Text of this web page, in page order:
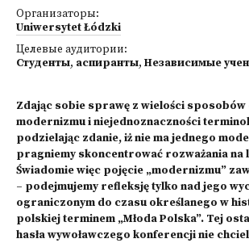
Организаторы:
Uniwersytet Łódzki
Целевые аудитории:
Студенты, аспиранты, Независимые
Zdając sobie sprawę z wielości
modernizmu i niejednoznaczności
podzielając zdanie, iż nie ma jednego
pragniemy skoncentrować rozważania na
Świadomie więc pojęcie „modernizmu”
– podejmujemy refleksję tylko nad jego
ograniczonym do czasu określanego w
polskiej terminem „Młoda Polska”. Tej
hasła wywoławczego konferencji nie